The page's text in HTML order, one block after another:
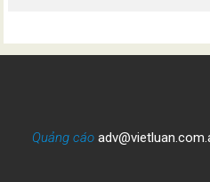
Quảng cáo